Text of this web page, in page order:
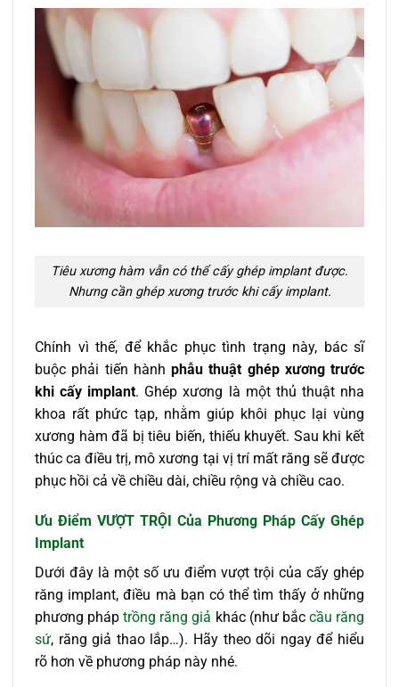
Tiêu xương hàm vẫn có thể cấy ghép implant được.
Nhưng cần ghép xương trước khi cấy implant.
Chính vì thế, để khắc phục tình trạng này, bác sĩ
buộc phải tiến hành phẫu thuật ghép xương trước
khi cấy implant. Ghép xương là một thủ thuật nha
khoa rất phức tạp, nhằm giúp khôi phục lại vùng
xương hàm đã bị tiêu biến, thiếu khuyết. Sau khi kết
thúc ca điều trị, mô xương tại vị trí mất răng sẽ được
phục hồi cả về chiều dài, chiều rộng và chiều cao.
Ưu Điểm VƯỢT TRỘI Của Phương Pháp Cấy Ghép
Implant
Dưới đây là một số ưu điểm vượt trội của cấy ghép
răng implant, điều mà bạn có thể tìm thấy ở những
phương pháptrồng răng giả khác (như bắc cầu răng
sứ, răng giả thao lắp…). Hãy theo dõi ngay để hiểu
rõ hơn về phương pháp này nhé.